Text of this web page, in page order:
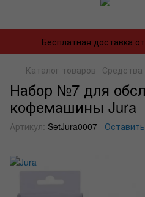
Бесплатная доставка
Каталог товаров Средства
Набор №7 для
кофемашины Jura
Артикул: SetJura0007